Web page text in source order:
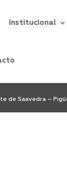
Institucional
o utilice la
de Saavedra –